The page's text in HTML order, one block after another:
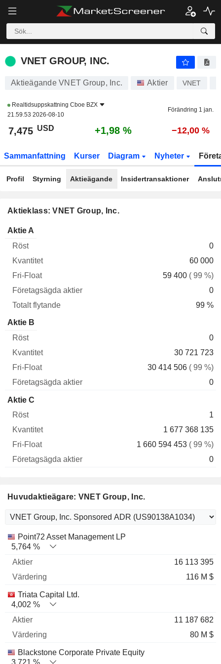
VNET GROUP, INC.
VNET GROUP, INC.
Aktieägande VNET Group, Inc. Aktier VNET
Realtidsuppskattning Cboe BZX
21.59.53 2026-08-10
Förändring 1 jan.
7,475 USD +1,98 % −12,00 %
Sammanfattning Kurser Diagram Nyheter
Profil Styrning Aktieägande Insidertransaktioner
Aktieklass: VNET Group, Inc.
Aktie A
0
60 000
59 400 ( 99 %)
0
99 %
Aktie B
0
30 721 723
30 414 506 ( 99 %)
0
Aktie C
1
1 677 368 135
1 660 594 453 ( 99 %)
0
Huvudaktieägare: VNET Group, Inc.
Nome Aktier % Värdering
Point72 Asset Management LP
5,764 %
16 113 395
116 M $
Triata Capital Ltd.
4,002 %
11 187 682
80 M $
Blackstone Corporate Private Equity
3,721 %